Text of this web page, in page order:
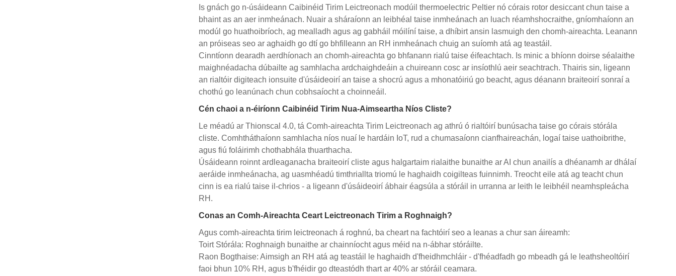
Is gnách go n-úsáideann Caibinéid Tirim Leictreonach modúil thermoelectric Peltier nó córais rotor desiccant chun taise a
bhaint as an aer inmheánach. Nuair a sháraíonn an leibhéal taise inmheánach an luach réamhshocraithe, gníomhaíonn an
modúl go huathoibríoch, ag mealladh agus ag gabháil móilíní taise, a dhíbirt ansin lasmuigh den chomh-aireachta. Leanann
an próiseas seo ar aghaidh go dtí go bhfilleann an RH inmheánach chuig an suíomh atá ag teastáil.
Cinntíonn dearadh aerdhíonach an chomh-aireachta go bhfanann rialú taise éifeachtach. Is minic a bhíonn doirse séalaithe
maighnéadacha dúbailte ag samhlacha ardchaighdeáin a chuireann cosc ​​​​ar insíothlú aeir seachtrach. Thairis sin, ligeann
an rialtóir digiteach ionsuite d'úsáideoirí an taise a shocrú agus a mhonatóiriú go beacht, agus déanann braiteoirí sonraí a
chothú go leanúnach chun cobhsaíocht a choinneáil.
Cén chaoi a n-éiríonn Caibinéid Tirim Nua-Aimseartha Níos Cliste?
Le méadú ar Thionscal 4.0, tá Comh-aireachta Tirim Leictreonach ag athrú ó rialtóirí bunúsacha taise go córais stórála
cliste. Comhtháthaíonn samhlacha níos nuaí le hardáin IoT, rud a chumasaíonn cianfhaireachán, logaí taise uathoibrithe,
agus fiú foláirimh chothabhála thuarthacha.
Úsáideann roinnt ardleaganacha braiteoirí cliste agus halgartaim rialaithe bunaithe ar AI chun anailís a dhéanamh ar dhálaí
aeráide inmheánacha, ag uasmhéadú timthriallta triomú le haghaidh coigilteas fuinnimh. Treocht eile atá ag teacht chun
cinn is ea rialú taise il-chrios - a ligeann d'úsáideoirí ábhair éagsúla a stóráil in urranna ar leith le leibhéil neamhspleácha
RH.
Conas an Comh-Aireachta Ceart Leictreonach Tirim a Roghnaigh?
Agus comh-aireachta tirim leictreonach á roghnú, ba cheart na fachtóirí seo a leanas a chur san áireamh:
Toirt Stórála: Roghnaigh bunaithe ar chainníocht agus méid na n-ábhar stóráilte.
Raon Bogthaise: Aimsigh an RH atá ag teastáil le haghaidh d'fheidhmchláir - d'fhéadfadh go mbeadh gá le leathsheoltóirí
faoi bhun 10% RH, agus b'fhéidir go dteastódh thart ar 40% ar stóráil ceamara.